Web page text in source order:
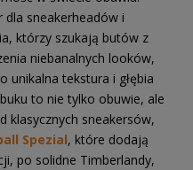
dla sneakerheadów i
którzy szukają butów z
niebanalnych looków,
unikalna tekstura i głębia
to nie tylko obuwie, ale
klasycznych sneakersów,
Spezial, które dodają
po solidne Timberlandy,